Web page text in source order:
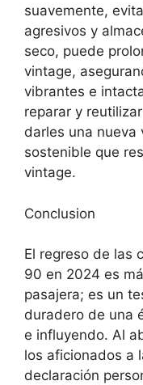
suavemente,
agresivos y
seco, puede
vintage,
vibrantes e
reparar y
darles una nueva
sostenible que
vintage.
Conclusion
El regreso de las
90 en 2024 es
pasajera; es un
duradero de una
e influyendo. Al
los aficionados a
declaración